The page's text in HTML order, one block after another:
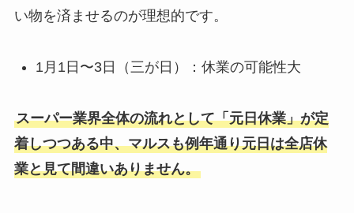
い物を済ませるのが理想的です。
1月1日〜3日（三が日）：休業の可能性大
スーパー業界全体の流れとして「元日休業」が定
着しつつある中、マルスも例年通り元日は全店休
業と見て間違いありません。